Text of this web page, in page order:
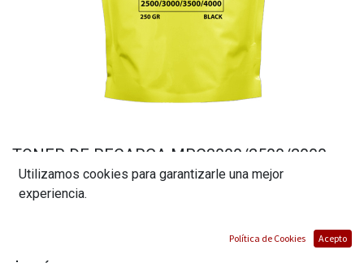
TONER DE RECARGA MPC3000/2500/2000
PARA RICOH CAPACIDAD 250 GR COLOR
BLACK MARCA ELEDO
Utilizamos cookies para garantizarle una mejor
experiencia.
Política de Cookies Acepto